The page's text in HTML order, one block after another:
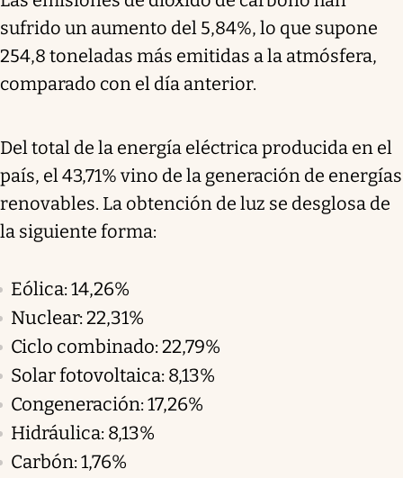
sufrido un aumento del 5,84%, lo que supone
254,8 toneladas más emitidas a la atmósfera,
comparado con el día anterior.
Del total de la energía eléctrica producida en el
país, el 43,71% vino de la generación de energías
renovables. La obtención de luz se desglosa de
la siguiente forma:
Eólica: 14,26%
Nuclear: 22,31%
Ciclo combinado: 22,79%
Solar fotovoltaica: 8,13%
Congeneración: 17,26%
Hidráulica: 8,13%
Carbón: 1,76%